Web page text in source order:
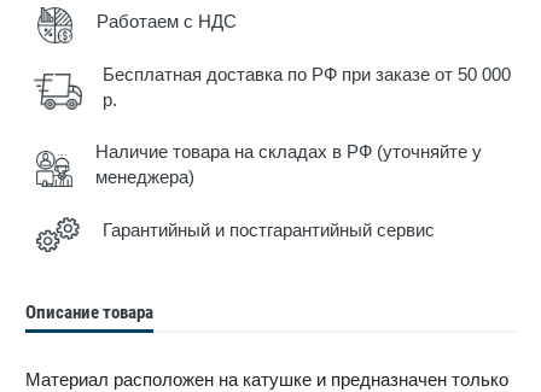
Работаем с НДС
Бесплатная доставка по РФ при заказе от 50 000
р.
Наличие товара на складах в РФ (уточняйте у
менеджера)
Гарантийный и постгарантийный сервис
Описание товара
Материал расположен на катушке и предназначен только